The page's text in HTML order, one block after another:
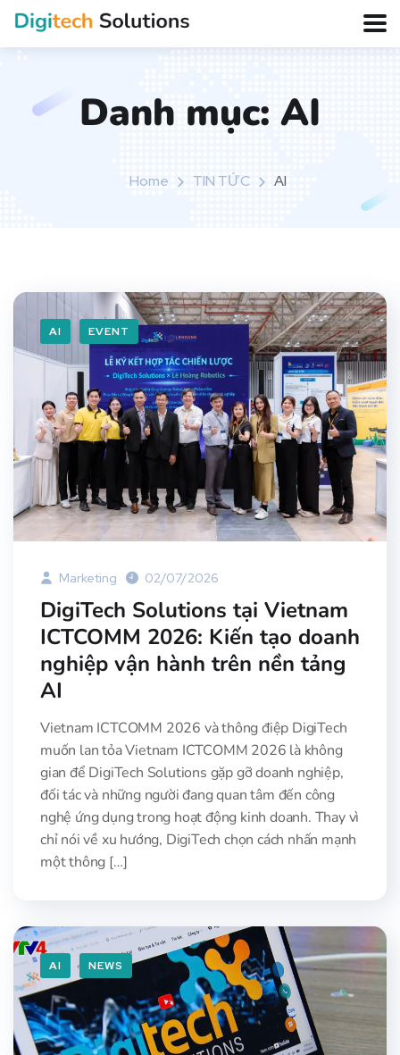
Danh mục: AI
Home TIN TỨC AI
AI EVENT
Marketing 02/07/2026
DigiTech Solutions tại Vietnam
ICTCOMM 2026: Kiến tạo doanh
nghiệp vận hành trên nền tảng
AI
Vietnam ICTCOMM 2026 và thông điệp DigiTech
muốn lan tỏa Vietnam ICTCOMM 2026 là không
gian để DigiTech Solutions gặp gỡ doanh nghiệp,
đối tác và những người đang quan tâm đến công
nghệ ứng dụng trong hoạt động kinh doanh. Thay vì
chỉ nói về xu hướng, DigiTech chọn cách nhấn mạnh
một thông […]
AI NEWS